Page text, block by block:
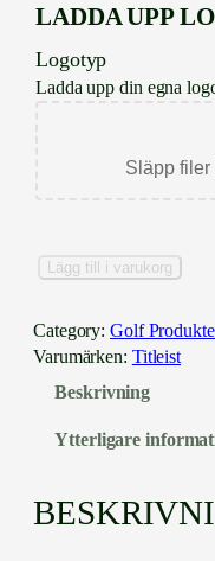
LADDA UPP
Logotyp
Ladda upp din egna
Släpp filer
o
u
Lägg till i varukorg
Category:Golf
Varumärken: Titleist
Beskrivning
Ytterligare